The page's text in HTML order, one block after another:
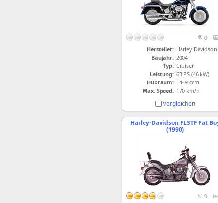
0
Hersteller: Harley-Davidson
Baujahr: 2004
Typ: Cruiser
Leistung: 63 PS (46 kW)
Hubraum: 1449 ccm
Max. Speed: 170 km/h
Vergleichen
Harley-Davidson FLSTF Fat
(1990)
0